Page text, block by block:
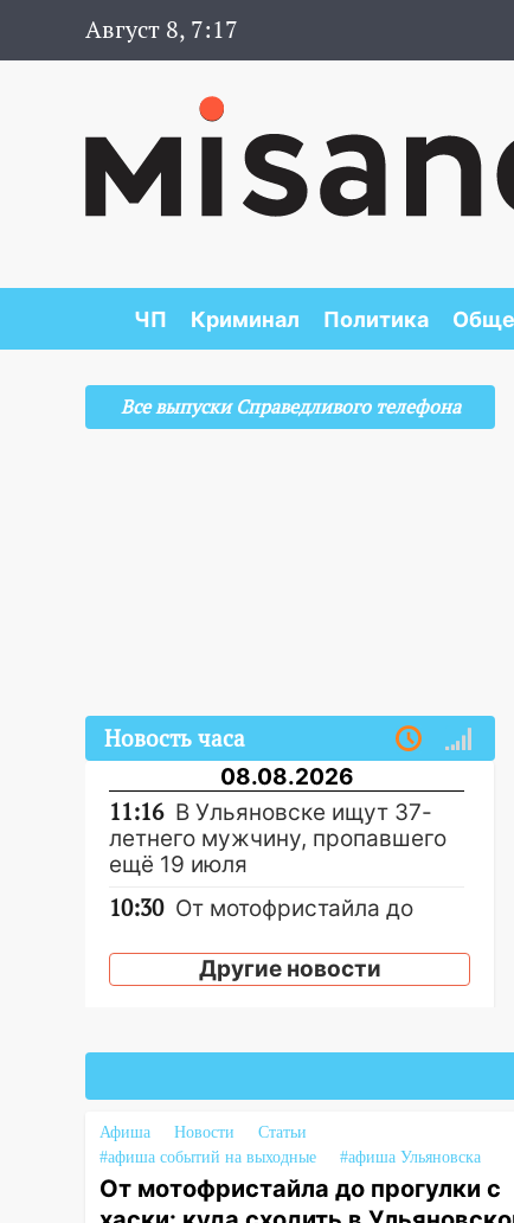
Август 8, 7:17
ЧП Криминал Политика
Все выпуски Справедливого телефона
Новость часа
08.08.2026
11:16 В Ульяновске ищут 37-
летнего мужчину, пропавшего
ещё 19 июля
10:30 От мотофристайла до
в Ульяновской области 8–9
августа
«Нефтяной топливной
неуплату 48,4 млн рублей
налогов
09:28 Дети на дорогах:
пострадали велосипедисты,
Другие новости
Афиша Новости
Статьи
#афиша событий на выходные
#афиша Ульяновска
От мотофристайла до прогулки с